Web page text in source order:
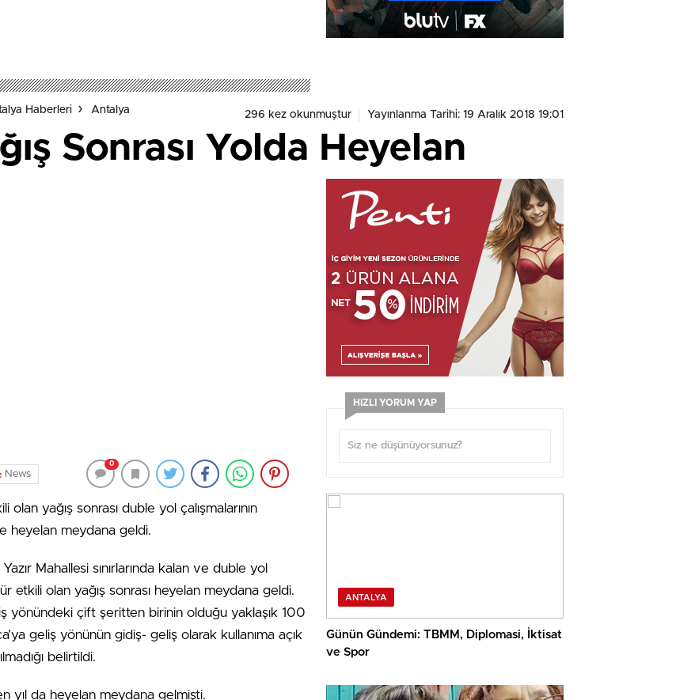
Haberleri Antalya 296 kez okunmuştur Yayınlanma Tarihi: 19 Aralık 2018 19:01
Sonrası Yolda Heyelan
News
0
yağış sonrası duble yol çalışmalarının
heyelan meydana geldi.
Mahallesi sınırlarında kalan ve duble yol
etkili olan yağış sonrası heyelan meydana geldi.
yönündeki çift şeritten birinin olduğu yaklaşık 100
geliş yönünün gidiş- geliş olarak kullanıma açık
belirtildi.
yıl da heyelan meydana gelmişti.
HIZLI YORUM YAP
ANTALYA
Günün Gündemi: TBMM, Diplomasi, İktisat
ve Spor